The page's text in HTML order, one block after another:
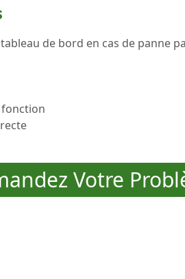
de bord en cas de panne
Votre